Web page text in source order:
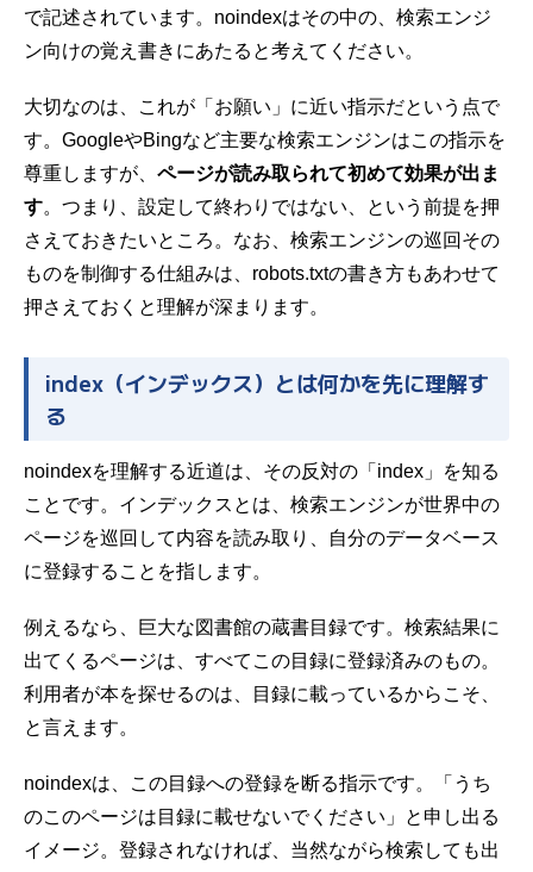
で記述されています。noindexはその中の、検索エンジ
ン向けの覚え書きにあたると考えてください。
大切なのは、これが「お願い」に近い指示だという点で
す。GoogleやBingなど主要な検索エンジンはこの指示を
尊重しますが、 ページが読み取られて初めて効果が出ま
す。つまり、設定して終わりではない、という前提を押
さえておきたいところ。なお、検索エンジンの巡回その
ものを制御する仕組みは、 robots.txtの書き方もあわせて
押さえておくと理解が深まります。
index（インデックス）とは何かを先に理解す
る
noindexを理解する近道は、その反対の「index」を知る
ことです。インデックスとは、検索エンジンが世界中の
ページを巡回して内容を読み取り、自分のデータベース
に登録することを指します。
例えるなら、巨大な図書館の蔵書目録です。検索結果に
出てくるページは、すべてこの目録に登録済みのもの。
利用者が本を探せるのは、目録に載っているからこそ、
と言えます。
noindexは、この目録への登録を断る指示です。「うち
のこのページは目録に載せないでください」と申し出る
イメージ。登録されなければ、当然ながら検索しても出